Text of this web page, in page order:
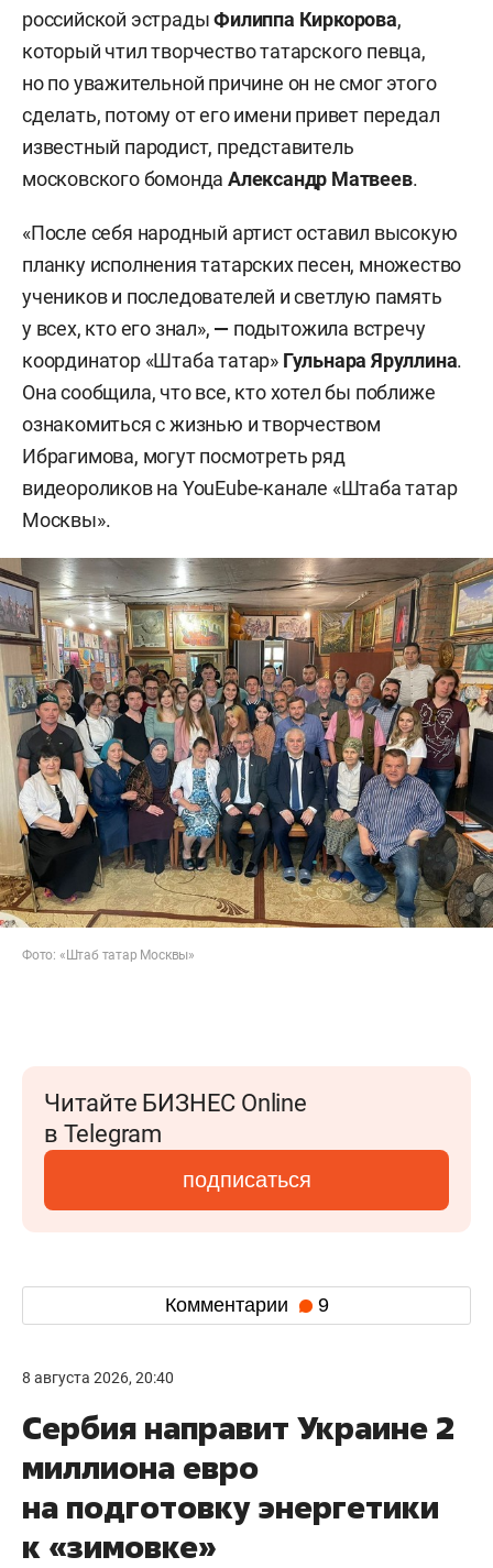
российской эстрадыФилиппа Киркорова,
который чтил творчество татарского певца,
но по уважительной причине он не смог этого
сделать, потому от его имени привет передал
известный пародист, представитель
московского бомондаАлександр Матвеев.
«После себя народный артист оставил высокую
планку исполнения татарских песен, множество
учеников и последователей и светлую память
у всех, кто его знал», — подытожила встречу
координатор «Штаба татар» Гульнара Яруллина.
Она сообщила, что все, кто хотел бы поближе
ознакомиться с жизнью и творчеством
Ибрагимова, могут посмотреть ряд
видеороликов на YouЕube-канале «Штаба татар
Москвы».
Фото: «Штаб татар Москвы»
Читайте БИЗНЕС Online
в Telegram
подписаться
Комментарии 9
8 августа 2026, 20:40
Сербия направит Украине 2
миллиона евро
на подготовку энергетики
к «зимовке»